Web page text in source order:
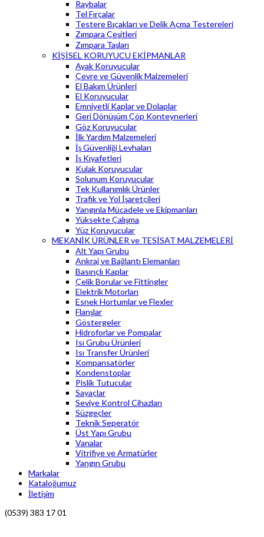
Raybalar
Tel Fırçalar
Testere Bıçakları ve Delik Açma Testereleri
Zımpara Çeşitleri
Zımpara Taşları
KİŞİSEL KORUYUCU EKİPMANLAR
Ayak Koruyucular
Çevre ve Güvenlik Malzemeleri
El Bakım Ürünleri
El Koruyucular
Emniyetli Kaplar ve Dolaplar
Geri Dönüşüm Çöp Konteynerleri
Göz Koruyucular
İlk Yardım Malzemeleri
İş Güvenliği Levhaları
İş Kıyafetleri
Kulak Koruyucular
Solunum Koruyucular
Tek Kullanımlık Ürünler
Trafik ve Yol İşaretçileri
Yangınla Mücadele ve Ekipmanları
Yüksekte Çalışma
Yüz Koruyucular
MEKANİK ÜRÜNLER ve TESİSAT MALZEMELERİ
Alt Yapı Grubu
Ankraj ve Bağlantı Elemanları
Basınçlı Kaplar
Çelik Borular ve Fittingler
Elektrik Motorları
Esnek Hortumlar ve Flexler
Flanşlar
Göstergeler
Hidroforlar ve Pompalar
Isı Grubu Ürünleri
Isı Transfer Ürünleri
Kompansatörler
Kondenstoplar
Pislik Tutucular
Sayaçlar
Seviye Kontrol Cihazları
Süzgeçler
Teknik Seperatör
Üst Yapı Grubu
Vanalar
Vitrifiye ve Armatürler
Yangın Grubu
Markalar
Kataloğumuz
İletişim
(0539) 383 17 01